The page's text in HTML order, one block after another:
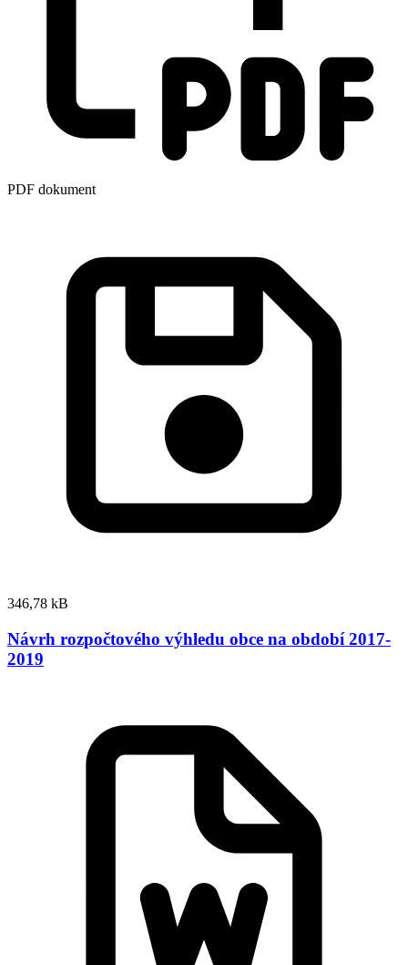
PDF dokument
346,78 kB
Návrh rozpočtového výhledu obce na období 2017-
2019